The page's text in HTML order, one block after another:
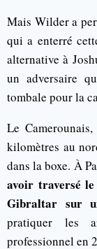
Mais Wilder a
qui a enterré
alternative à
un adversaire
tombale pour la
Le
kilomètres au
dans la boxe. À
avoir traversé
Gibraltar sur
pratiquer les
professionnel en